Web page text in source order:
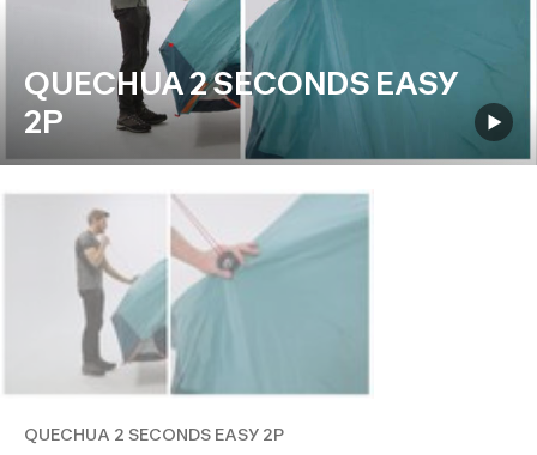
QUECHUA 2 SECONDS EASY
2P
QUECHUA 2 SECONDS EASY 2P